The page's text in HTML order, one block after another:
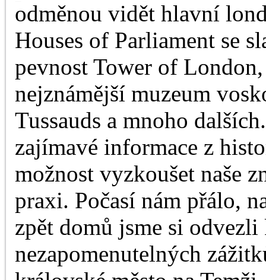
odměnou vidět hlavní
Houses of Parliament se
pevnost Tower of
nejznámější muzeum
Tussauds a mnoho
zajímavé informace z
možnost vyzkoušet naše
praxi. Počasí nám přálo,
zpět domů jsme si
nezapomenutelných